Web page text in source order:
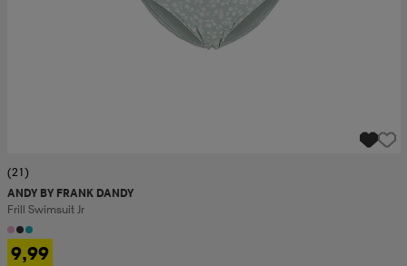
(21)
ANDY BY FRANK DANDY
Frill Swimsuit Jr
9,99